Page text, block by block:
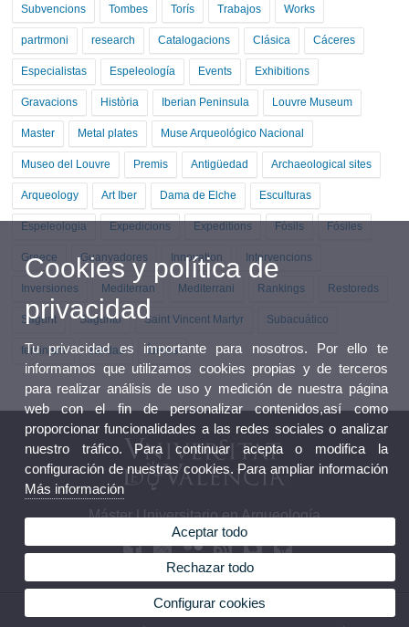
Subvencions Tombes Torís Trabajos Works
partrmoni research Catalogacions Clásica Cáceres
Especialistas Espeleología Events Exhibitions
Gravacions Història Iberian Peninsula Louvre Museum
Master Metal plates Muse Arqueológico Nacional
Museo del Louvre Premis Antigüedad Archaeological sites
Arqueology Art Iber Dama de Elche Esculturas
Espeleologia Expedicions Expeditions Fòsils Fósiles
Greece Guanyadores Innovation Intervencions
Inversiones Mediterran Mediterrani Rankings Restoreds
Sagunt Sagunto Saint Vincent Martyr Subacuático
feminism salidas Íberos
Máster Universitario en Arqueología
© 2026 UV. - Avda Blasco Ibañez 28. 46010 Valencia. Teléfono: 96 3864242
Cookies y política de
privacidad
Tu privacidad es importante para nosotros. Por ello te
informamos que utilizamos cookies propias y de terceros
para realizar análisis de uso y medición de nuestra página
web con el fin de personalizar contenidos,así como
proporcionar funcionalidades a las redes sociales o analizar
nuestro tráfico. Para continuar acepta o modifica la
configuración de nuestras cookies. Para ampliar información
Más información
Aceptar todo
Rechazar todo
Configurar cookies